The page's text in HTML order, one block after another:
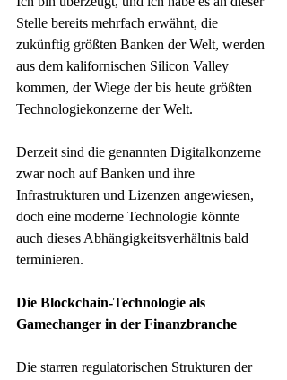
Stelle bereits mehrfach erwähnt, die
zukünftig größten Banken der Welt, werden
aus dem kalifornischen Silicon Valley
kommen, der Wiege der bis heute größten
Technologiekonzerne der Welt.
Derzeit sind die genannten Digitalkonzerne
zwar noch auf Banken und ihre
Infrastrukturen und Lizenzen angewiesen,
doch eine moderne Technologie könnte
auch dieses Abhängigkeitsverhältnis bald
terminieren.
Die Blockchain-Technologie als
Gamechanger in der Finanzbranche
Die starren regulatorischen Strukturen der